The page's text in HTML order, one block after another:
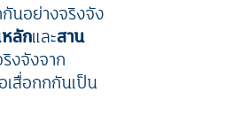
นอย่างจริงจัง
หลักและสาน
งจังจาก
เสื่อกกกันเป็น